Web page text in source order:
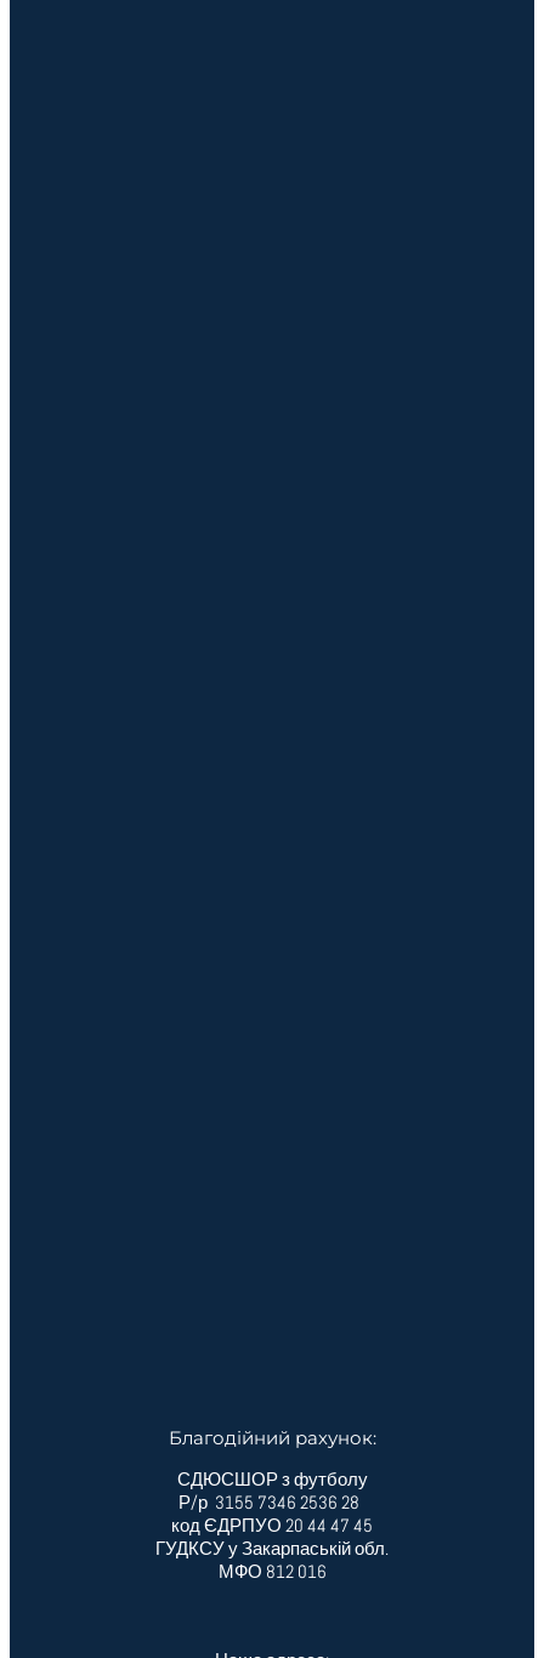
Благодійний рахунок:
СДЮСШОР з футболу
Р/р 3155 7346 2536 28
код ЄДРПУО 20 44 47 45
ГУДКСУ у Закарпаській обл.
МФО 812 016